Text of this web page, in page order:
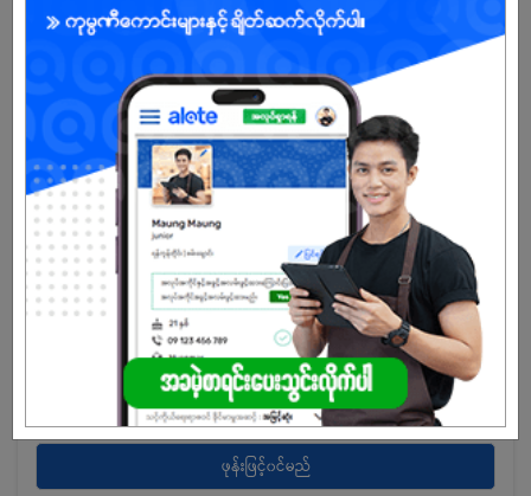
Heguru Yangon Center သည် ဂျပန်မှ တရားဝင်လိုင်စင်ရရှိထားသော
ဦးနှောက်ဖွံ့ဖြိုးရေးသင်တန်းကျောင်းဖြစ်ပြီး ၆လမှ ၁၂နှစ်အထိ ကလေးငယ်
များအတွက် ဉာဏ်၊ မှတ်ဉာဏ်၊ ဖန်တီးမှု၊ အာရုံစူးစိုက်မှု စသည့်စွမ်းရည်များ
တိုးတက်ဖို့ ဂျပန်နည်းစနစ်များကို အသုံးပြု၍ သင်ကြားပေးလျက်ရှိပါသည်။
ကျွန်ုပ်တို့သည် ဆရာ/ဆရာမများကို လေ့ကျင့်မှုနှင့် တက်ကြွသင်ကြားနိုင်ရေး
အတွက် အခွင့်အရေးများကို ဆက်လက်ပံ့ပိုးပေးနေပါသည်။ ကလေးများကိုချစ်
မြတ်နိုးပြီး သင်ကြားမှုကိုစိတ်ဝင်စားသောသူများအတွက် Heguru Yangon
Center သည် သင်၏အနာဂတ်အတွက် တန်ဖိုးရှိတဲ့နေရာတစ်ခုဖြစ်နိုင်သည်ဟု
ယုံကြည်ပါသည်။